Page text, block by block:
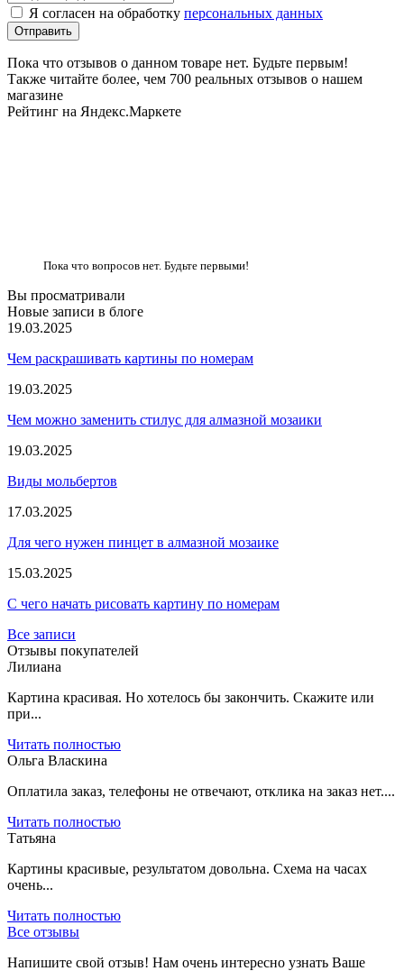
Я согласен на обработку персональных данных
Пока что отзывов о данном товаре нет. Будьте первым!
Также читайте более, чем 700 реальных отзывов о нашем
магазине
Рейтинг на Яндекс.Маркете
Пока что вопросов нет. Будьте первыми!
Вы просматривали
Новые записи в блоге
19.03.2025
Чем раскрашивать картины по номерам
19.03.2025
Чем можно заменить стилус для алмазной мозаики
19.03.2025
Виды мольбертов
17.03.2025
Для чего нужен пинцет в алмазной мозаике
15.03.2025
С чего начать рисовать картину по номерам
Все записи
Отзывы покупателей
Лилиана
Картина красивая. Но хотелось бы закончить. Скажите или
при...
Читать полностью
Ольга Власкина
Оплатила заказ, телефоны не отвечают, отклика на заказ нет....
Читать полностью
Татьяна
Картины красивые, результатом довольна. Схема на часах
очень...
Читать полностью
Все отзывы
Напишите свой отзыв! Нам очень интересно узнать Ваше